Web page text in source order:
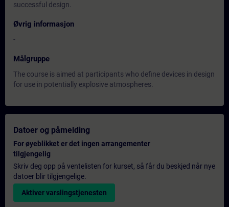
successful design.
Øvrig informasjon
-
Målgruppe
The course is aimed at participants who define devices in design
for use in potentially explosive atmospheres.
Datoer og påmelding
For øyeblikket er det ingen arrangementer
tilgjengelig
Skriv deg opp på ventelisten for kurset, så får du beskjed når nye
datoer blir tilgjengelige.
Aktiver varslingstjenesten